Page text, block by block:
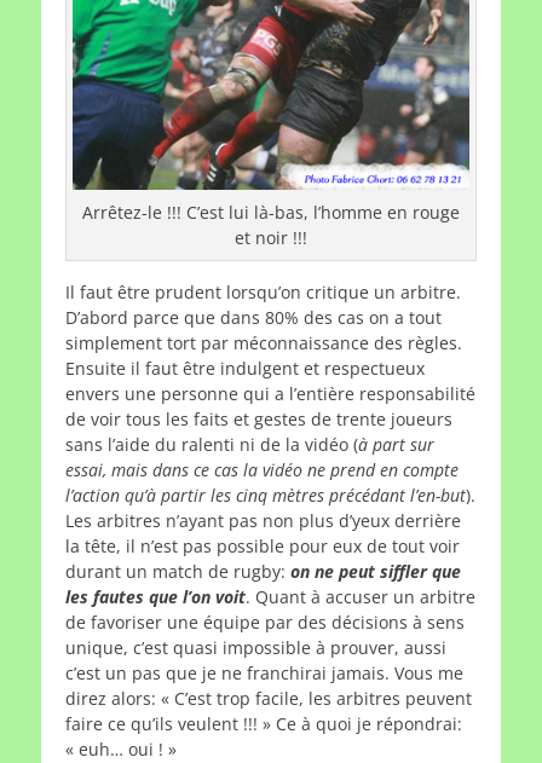
Arrêtez-le !!! C’est lui là-bas, l’homme en rouge
et noir !!!
Il faut être prudent lorsqu’on critique un arbitre.
D’abord parce que dans 80% des cas on a tout
simplement tort par méconnaissance des règles.
Ensuite il faut être indulgent et respectueux
envers une personne qui a l’entière responsabilité
de voir tous les faits et gestes de trente joueurs
sans l’aide du ralenti ni de la vidéo (à part sur
essai, mais dans ce cas la vidéo ne prend en compte
l’action qu’à partir les cinq mètres précédant l’en-but).
Les arbitres n’ayant pas non plus d’yeux derrière
la tête, il n’est pas possible pour eux de tout voir
durant un match de rugby: on ne peut siffler que
les fautes que l’on voit. Quant à accuser un arbitre
de favoriser une équipe par des décisions à sens
unique, c’est quasi impossible à prouver, aussi
c’est un pas que je ne franchirai jamais. Vous me
direz alors: « C’est trop facile, les arbitres peuvent
faire ce qu’ils veulent !!! » Ce à quoi je répondrai:
« euh… oui ! »